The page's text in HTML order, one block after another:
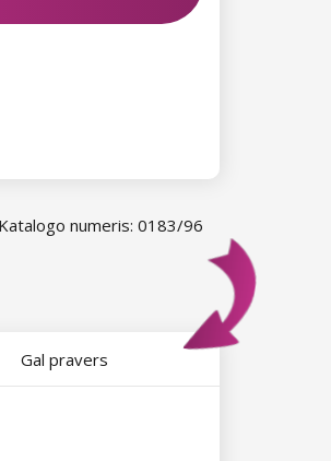
Katalogo numeris: 0183/96
Gal pravers